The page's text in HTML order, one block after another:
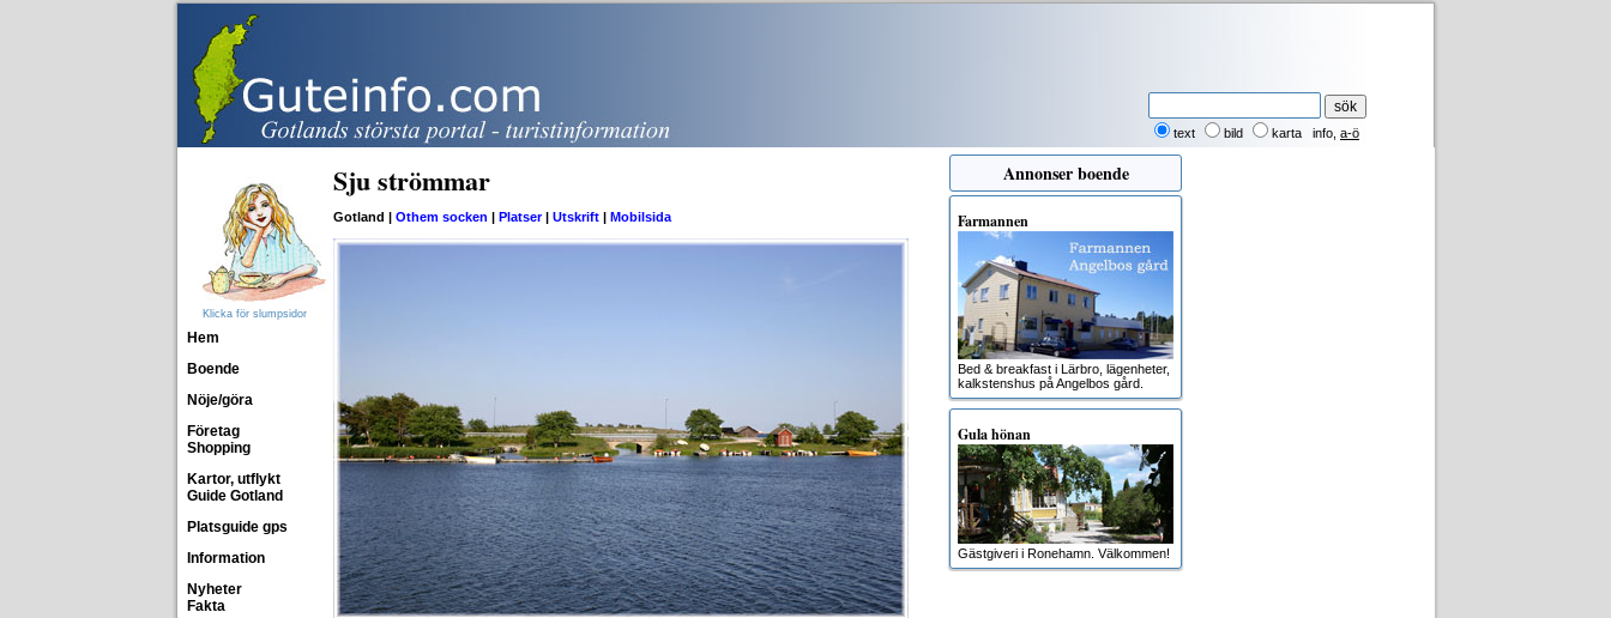
text bild karta info a-ö
Klicka för slumpsidor
Hem
Boende
Nöje/göra
Företag
Shopping
Kartor, utflykt
Guide Gotland
Platsguide gps
Information
Nyheter
Fakta
Sju strömmar
Gotland | Othem socken | Platser| Utskrift | Mobilsida
Annonser boende
Farmannen
Bed & breakfast i Lärbro, lägenheter,
kalkstenshus på Angelbos gård.
Gula hönan
Gästgiveri i Ronehamn. Välkommen!